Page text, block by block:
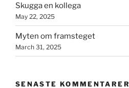
Skugga en kollega
May 22, 2025
Myten om framsteget
March 31, 2025
SENASTE KOMMENTARER